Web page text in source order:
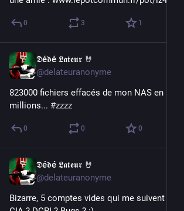
0 3 1
𝕯é𝖉é 𝕷𝖆𝖙𝖊𝖚𝖗 🤘
@delateuranonyme
823000 fichiers effacés de mon NAS en
millions... #zzzz
0 0 0
𝕯é𝖉é 𝕷𝖆𝖙𝖊𝖚𝖗 🤘
@delateuranonyme
Bizarre, 5 comptes vides qui me suivent sur